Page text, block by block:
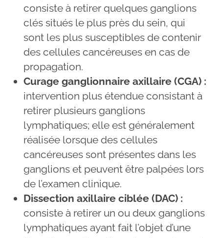
consiste à retirer quelques ganglions
clés situés le plus près du sein, qui
sont les plus susceptibles de contenir
des cellules cancéreuses en cas de
propagation.
Curage ganglionnaire axillaire (CGA) :
intervention plus étendue consistant à
retirer plusieurs ganglions
lymphatiques; elle est généralement
réalisée lorsque des cellules
cancéreuses sont présentes dans les
ganglions et peuvent être palpées lors
de l’examen clinique.
Dissection axillaire ciblée (DAC) :
consiste à retirer un ou deux ganglions
lymphatiques ayant fait l’objet d’une